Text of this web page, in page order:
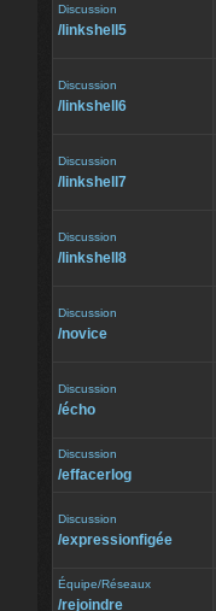
Discussion
/⁠linkshell5
Discussion
/⁠linkshell6
Discussion
/⁠linkshell7
Discussion
/⁠linkshell8
Discussion
/⁠novice
Discussion
/⁠écho
Discussion
/⁠effacerlog
Discussion
/⁠expressionfigée
Équipe/Réseaux
/⁠rejoindre